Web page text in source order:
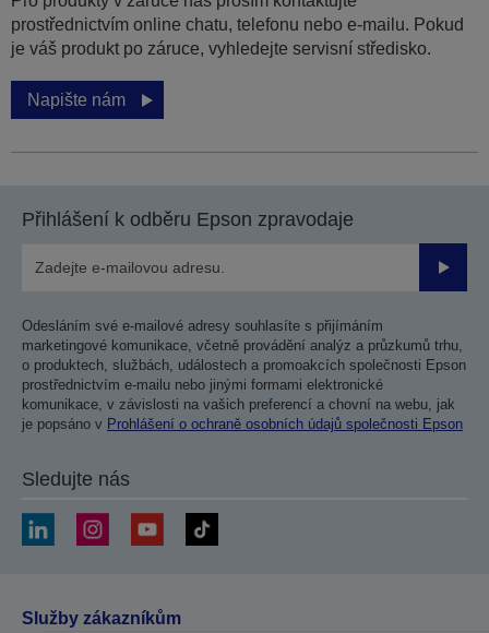
prostřednictvím online chatu, telefonu nebo e-mailu. Pokud
je váš produkt po záruce, vyhledejte servisní středisko.
Napište nám
Přihlášení k odběru Epson zpravodaje
Odesláním své e-mailové adresy souhlasíte s přijímáním
marketingové komunikace, včetně provádění analýz a průzkumů trhu,
o produktech, službách, událostech a promoakcích společnosti Epson
prostřednictvím e-mailu nebo jinými formami elektronické
komunikace, v závislosti na vašich preferencí a chovní na webu, jak
je popsáno v Prohlášení o ochraně osobních údajů společnosti Epson
Sledujte nás
Služby zákazníkům